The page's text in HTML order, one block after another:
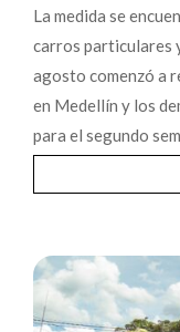
La medida se
carros particulares
agosto comenzó a
en Medellín y los
para el segundo